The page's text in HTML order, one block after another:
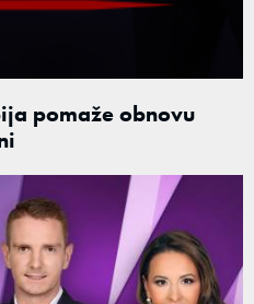
pomaže obnovu